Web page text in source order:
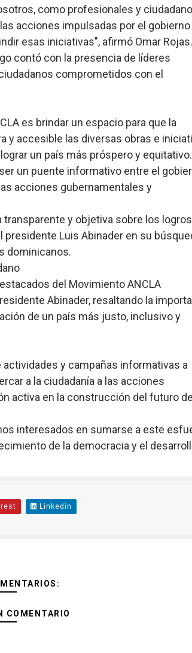
Social al Frente del INAIPI
como agentes “Todo el equipo de la
Ambiental 2.0”
como profesionales y
acciones impulsadas por el gobierno
esas iniciativas", afirmó Omar Rojas.
contó con la presencia de líderes
comprometidos con el
es brindar un espacio para que la
y accesible las diversas obras e
un país más próspero y equitativo.
un puente informativo entre el
acciones gubernamentales y
y objetiva sobre los
Luis Abinader en su
dominicanos.
del Movimiento ANCLA
Abinader, resaltando la
de un país más justo, inclusivo y
y campañas informativas a
a la ciudadanía a las acciones
activa en la construcción del futuro del
interesados en sumarse a este
de la democracia y el
Linkedin
COMENTARIO